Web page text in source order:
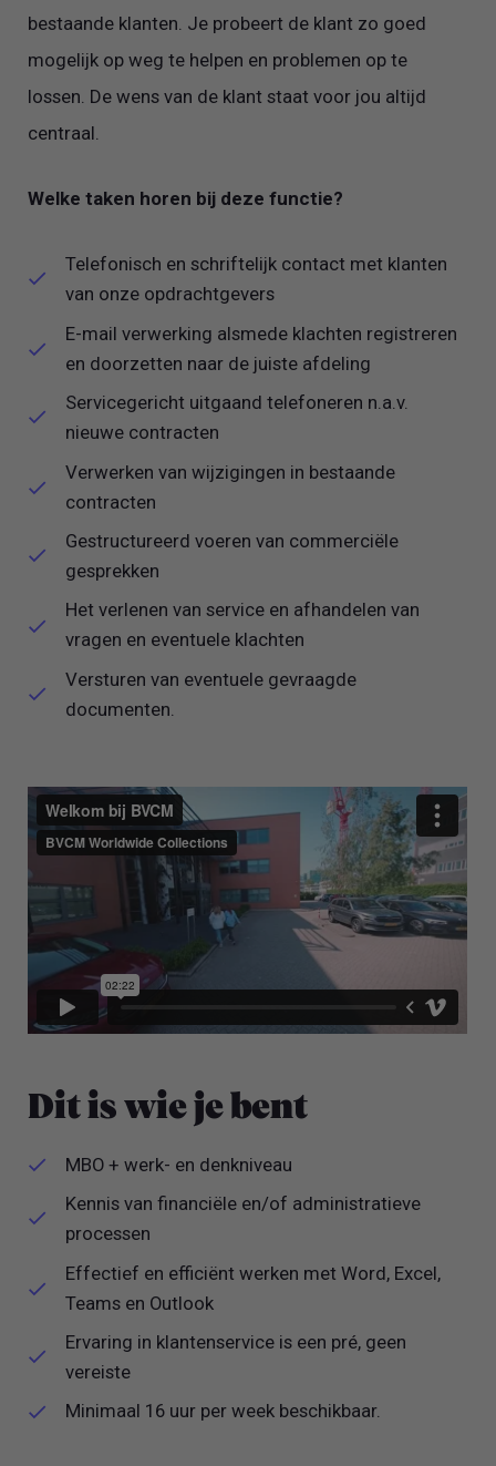
bestaande klanten. Je probeert de klant zo goed
mogelijk op weg te helpen en problemen op te
lossen. De wens van de klant staat voor jou altijd
centraal.
Welke taken horen bij deze functie?
Telefonisch en schriftelijk contact met klanten
van onze opdrachtgevers
E-mail verwerking alsmede klachten registreren
en doorzetten naar de juiste afdeling
Servicegericht uitgaand telefoneren n.a.v.
nieuwe contracten
Verwerken van wijzigingen in bestaande
contracten
Gestructureerd voeren van commerciële
gesprekken
Het verlenen van service en afhandelen van
vragen en eventuele klachten
Versturen van eventuele gevraagde
documenten.
Dit is wie je bent
MBO + werk- en denkniveau
Kennis van financiële en/of administratieve
processen
Effectief en efficiënt werken met Word, Excel,
Teams en Outlook
Ervaring in klantenservice is een pré, geen
vereiste
Minimaal 16 uur per week beschikbaar.